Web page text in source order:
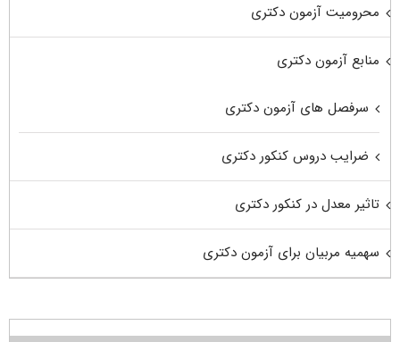
محرومیت آزمون دکتری
منابع آزمون دکتری
سرفصل های آزمون دکتری
ضرایب دروس کنکور دکتری
تاثیر معدل در کنکور دکتری
سهمیه مربیان برای آزمون دکتری